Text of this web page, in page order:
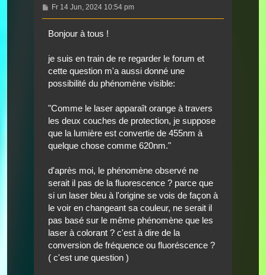
Beitrag
Fr 14 Jun, 2024 10:54 pm
Bonjour à tous !
je suis en train de re regarder le forum et
cette question m'a aussi donné une
possibilité du phénomène visible:
"Comme le laser apparaît orange à travers
les deux couches de protection, je suppose
que la lumière est convertie de 455nm à
quelque chose comme 620nm."
d'après moi, le phénomène observé ne
serait il pas de la fluorescence ? parce que
si un laser bleu à l'origine se vois de façon à
le voir en changeant sa couleur, ne serait il
pas basé sur le même phénomène que les
laser à colorant ? c'est à dire de la
conversion de fréquence ou fluoréscence ?
( c'est une question )